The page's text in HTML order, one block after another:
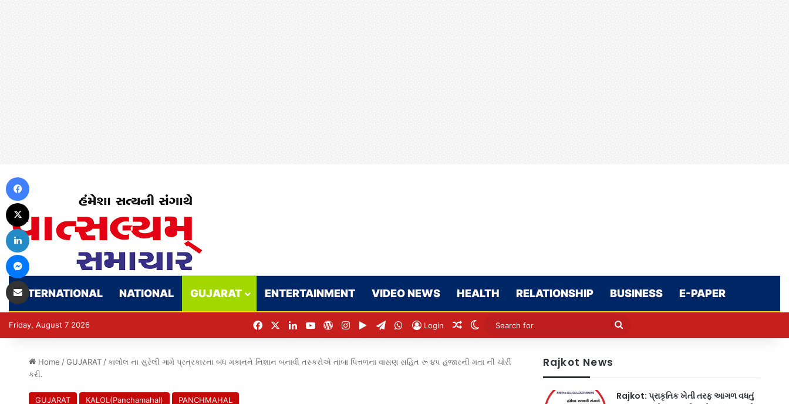
INTERNATIONAL NATIONAL GUJARAT ENTERTAINMENT VIDEO NEWS HEALTH RELATIONSHIP BUSINESS E-PAPER
Friday, August 7 2026 FacebookLinkedInYouTubeWordPress
Instagram
Google Play
Telegram
WhatsApp
Login Random Article
Switch skin
Search
Home / GUJARAT / કાલોલ ના સુરેલી ગામે પ્રત્રકારના બંધ મકાનને નિશાન બનાવી તસ્કરોએ તાંબા પિત્તળના વાસણ સહિત રૂ ૪૫ હજારની મતા ની ચોરી
કરી.
GUJARAT KALOL(Panchamahal) PANCHMAHAL
Rajkot News
Rajkot: પ્રાકૃતિક ખેતી તરફ આગળ વધતું
LinkedIn